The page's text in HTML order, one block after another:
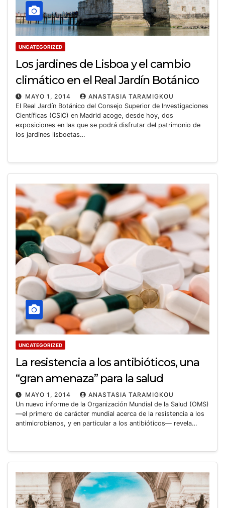
UNCATEGORIZED
Los jardines de Lisboa y el cambio
climático en el Real Jardín Botánico
MAYO 1, 2014
ANASTASIA TARAMIGKOU
El Real Jardín Botánico del Consejo Superior de Investigaciones
Científicas (CSIC) en Madrid acoge, desde hoy, dos
exposiciones en las que se podrá disfrutar del patrimonio de
los jardines lisboetas…
UNCATEGORIZED
La resistencia a los antibióticos, una
“gran amenaza” para la salud
MAYO 1, 2014
ANASTASIA TARAMIGKOU
Un nuevo informe de la Organización Mundial de la Salud (OMS)
—el primero de carácter mundial acerca de la resistencia a los
antimicrobianos, y en particular a los antibióticos— revela…